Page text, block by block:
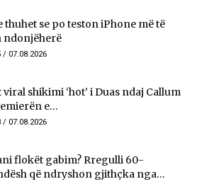
thuhet se po teston iPhone më të
ndonjëherë
/ 07.08.2026
viral shikimi ‘hot’ i Duas ndaj Callum
e...
/ 07.08.2026
flokët gabim? Rregulli 60-
që ndryshon gjithçka nga...